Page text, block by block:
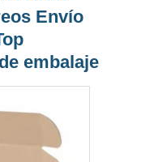
Envío
embalaje